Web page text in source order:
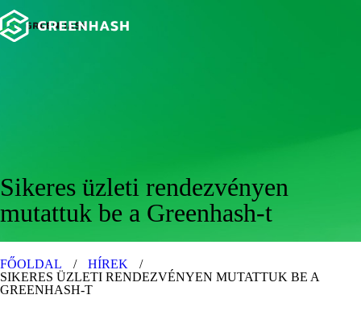
Sikeres üzleti rendezvényen
mutattuk be a Greenhash-t
FŐOLDAL / HÍREK
/
SIKERES ÜZLETI RENDEZVÉNYEN MUTATTUK BE A
GREENHASH-T